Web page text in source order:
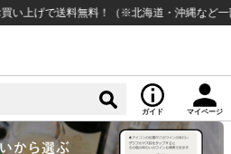
送料無料！（※北海道・沖縄など一部例外
ガイド マイページ